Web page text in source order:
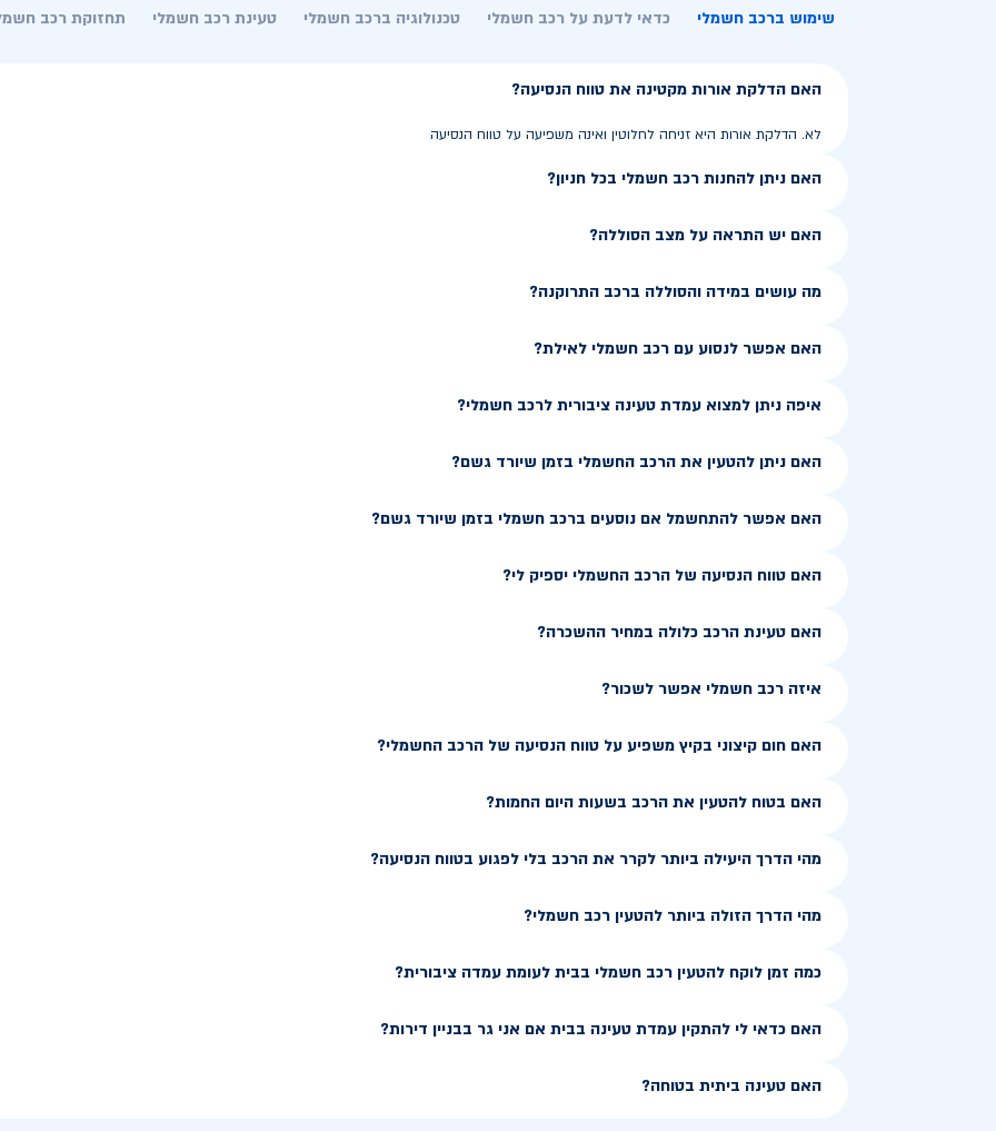
שימוש ברכב חשמלי כדאי לדעת על רכב חשמלי טכנולוגיה ברכב חשמלי טעינת רכב חשמלי תחזוקת רכב
האם הדלקת אורות מקטינה את טווח הנסיעה?
לא. הדלקת אורות היא זניחה לחלוטין ואינה משפיעה על טווח הנסיעה
האם ניתן להחנות רכב חשמלי בכל חניון?
האם יש התראה על מצב הסוללה?
מה עושים במידה והסוללה ברכב התרוקנה?
האם אפשר לנסוע עם רכב חשמלי לאילת?
איפה ניתן למצוא עמדת טעינה ציבורית לרכב חשמלי?
האם ניתן להטעין את הרכב החשמלי בזמן שיורד גשם?
האם אפשר להתחשמל אם נוסעים ברכב חשמלי בזמן שיורד גשם?
האם טווח הנסיעה של הרכב החשמלי יספיק לי?
האם טעינת הרכב כלולה במחיר ההשכרה?
איזה רכב חשמלי אפשר לשכור?
האם חום קיצוני בקיץ משפיע על טווח הנסיעה של הרכב החשמלי?
האם בטוח להטעין את הרכב בשעות היום החמות?
מהי הדרך היעילה ביותר לקרר את הרכב בלי לפגוע בטווח הנסיעה?
מהי הדרך הזולה ביותר להטעין רכב חשמלי?
כמה זמן לוקח להטעין רכב חשמלי בבית לעומת עמדה ציבורית?
האם כדאי לי להתקין עמדת טעינה בבית אם אני גר בבניין דירות?
האם טעינה ביתית בטוחה?